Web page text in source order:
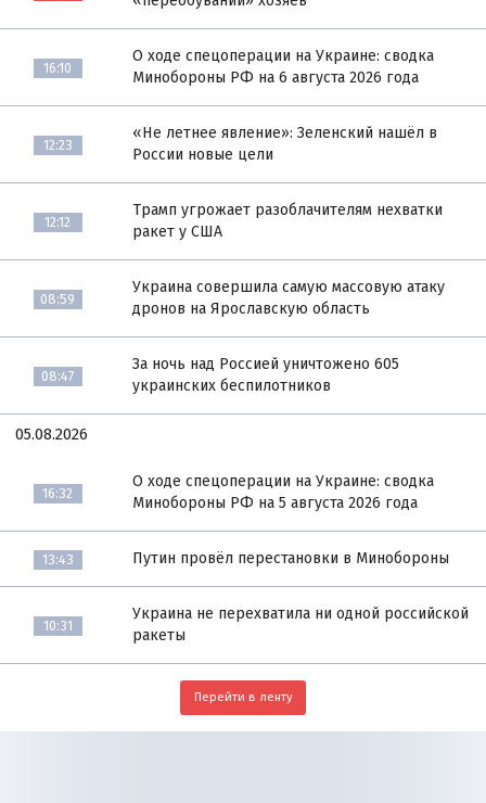
16:10
О ходе спецоперации на Украине: сводка
Минобороны РФ на 6 августа 2026 года
12:23
«Не летнее явление»: Зеленский нашёл в
России новые цели
12:12
Трамп угрожает разоблачителям нехватки
ракет у США
08:59
Украина совершила самую массовую атаку
дронов на Ярославскую область
08:47
За ночь над Россией уничтожено 605
украинских беспилотников
05.08.2026
16:32
О ходе спецоперации на Украине: сводка
Минобороны РФ на 5 августа 2026 года
13:43 Путин провёл перестановки в Минобороны
10:31
Украина не перехватила ни одной российской
ракеты
Перейти в ленту